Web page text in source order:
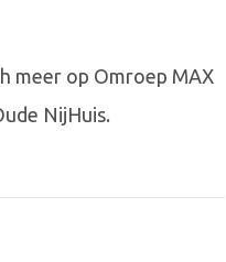
meer op Omroep MAX
NijHuis.